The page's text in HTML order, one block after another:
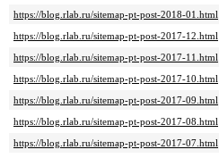
https://blog.rlab.ru/sitemap-pt-post-2018-01.html
https://blog.rlab.ru/sitemap-pt-post-2017-12.html
https://blog.rlab.ru/sitemap-pt-post-2017-11.html
https://blog.rlab.ru/sitemap-pt-post-2017-10.html
https://blog.rlab.ru/sitemap-pt-post-2017-09.html
https://blog.rlab.ru/sitemap-pt-post-2017-08.html
https://blog.rlab.ru/sitemap-pt-post-2017-07.html